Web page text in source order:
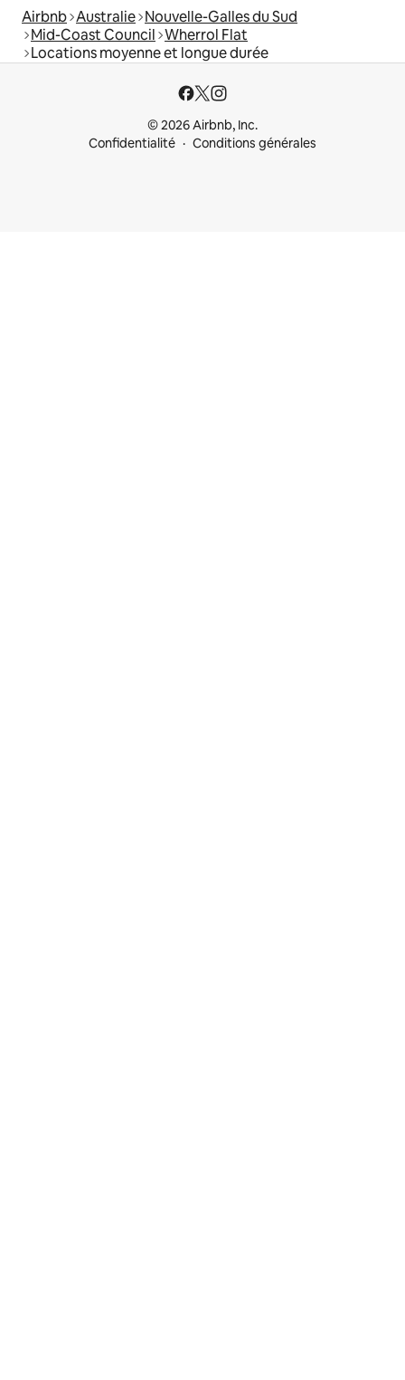
Airbnb Australie Nouvelle-Galles du Sud
Mid-Coast Council Wherrol Flat
Locations moyenne et longue durée
© 2026 Airbnb, Inc.
Confidentialité
Conditions générales